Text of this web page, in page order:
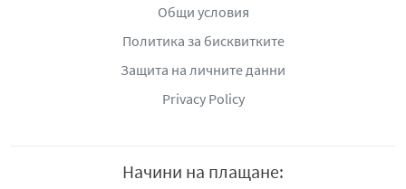
Общи условия
Политика за бисквитките
Защита на личните данни
Privacy Policy
Начини на плащане: